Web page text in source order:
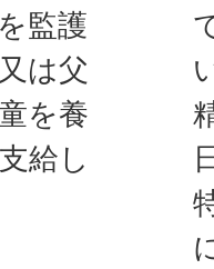
監護
は父
を養
給し